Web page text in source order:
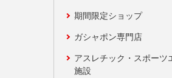
期間限定ショップ
ガシャポン専門店
アスレチック・スポーツ
施設